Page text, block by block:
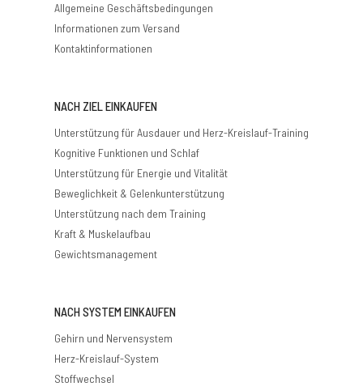
Allgemeine Geschäftsbedingungen
Informationen zum Versand
Kontaktinformationen
NACH ZIEL EINKAUFEN
Unterstützung für Ausdauer und Herz-Kreislauf-Training
Kognitive Funktionen und Schlaf
Unterstützung für Energie und Vitalität
Beweglichkeit & Gelenkunterstützung
Unterstützung nach dem Training
Kraft & Muskelaufbau
Gewichtsmanagement
NACH SYSTEM EINKAUFEN
Gehirn und Nervensystem
Herz-Kreislauf-System
Stoffwechsel